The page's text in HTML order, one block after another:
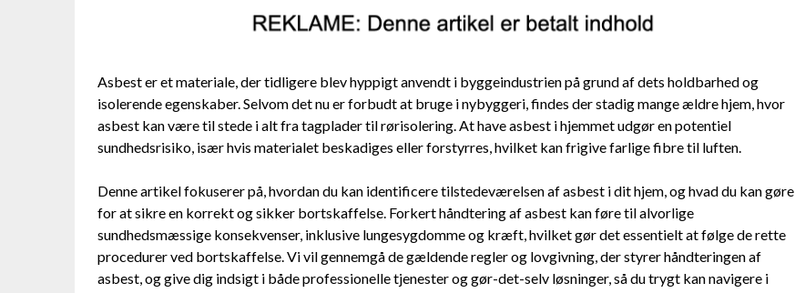
Asbest er et materiale, der tidligere blev hyppigt anvendt i byggeindustrien på grund af dets holdbarhed og
isolerende egenskaber. Selvom det nu er forbudt at bruge i nybyggeri, findes der stadig mange ældre hjem, hvor
asbest kan være til stede i alt fra tagplader til rørisolering. At have asbest i hjemmet udgør en potentiel
sundhedsrisiko, især hvis materialet beskadiges eller forstyrres, hvilket kan frigive farlige fibre til luften.
Denne artikel fokuserer på, hvordan du kan identificere tilstedeværelsen af ​​asbest i dit hjem, og hvad du kan gøre
for at sikre en korrekt og sikker bortskaffelse. Forkert håndtering af asbest kan føre til alvorlige
sundhedsmæssige konsekvenser, inklusive lungesygdomme og kræft, hvilket gør det essentielt at følge de rette
procedurer ved bortskaffelse. Vi vil gennemgå de gældende regler og lovgivning, der styrer håndteringen af
asbest, og give dig indsigt i både professionelle tjenester og gør-det-selv løsninger, så du trygt kan navigere i